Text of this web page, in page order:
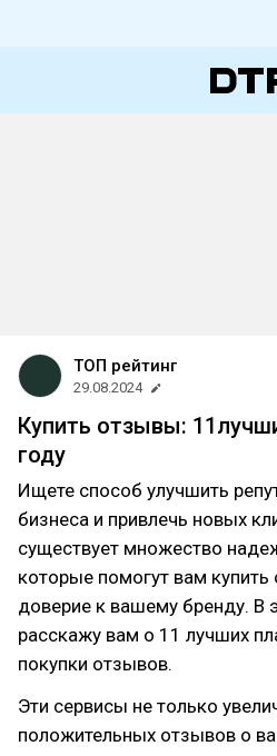
ТОП рейтинг
29.08.2024
Купить отзывы:
году
Ищете способ улучшить
бизнеса и привлечь новых
существует множество
которые помогут вам
доверие к вашему бренду. В
расскажу вам о 11 лучших
покупки отзывов.
Эти сервисы не только
положительных отзывов о